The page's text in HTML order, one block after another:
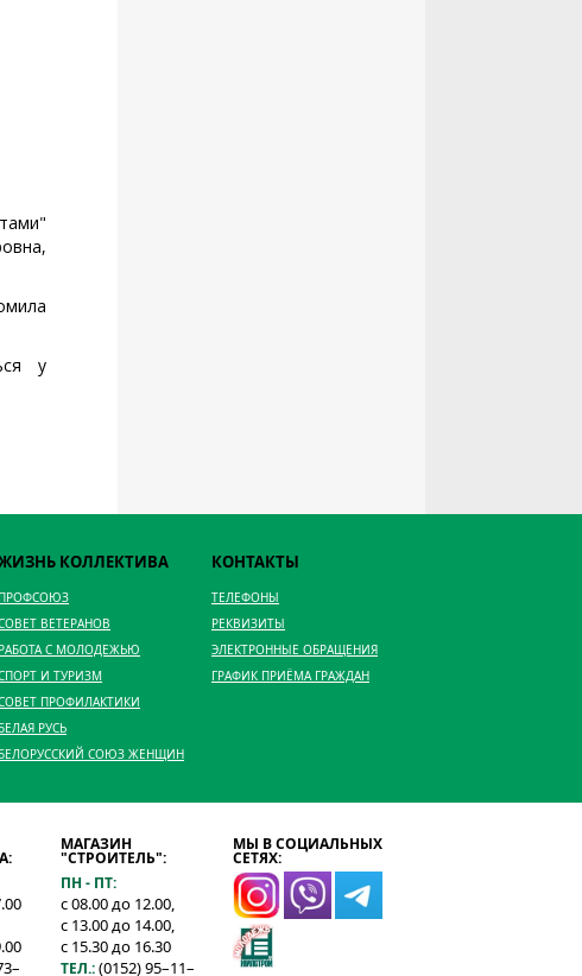
у
КОЛЛЕКТИВА
ПРОФСОЮЗ
ВЕТЕРАНОВ
РАБОТА С МОЛОДЕЖЬЮ
И ТУРИЗМ
ПРОФИЛАКТИКИ
БЕЛАЯ РУСЬ
БЕЛОРУССКИЙ СОЮЗ ЖЕНЩИН
КОНТАКТЫ
ТЕЛЕФОНЫ
РЕКВИЗИТЫ
ЭЛЕКТРОННЫЕ ОБРАЩЕНИЯ
ГРАФИК ПРИЁМА ГРАЖДАН
МАГАЗИН
"СТРОИТЕЛЬ":
ПН - ПТ:
с 08.00 до 12.00,
с 13.00 до 14.00,
с 15.30 до 16.30
ТЕЛ.:(0152) 95–11–
МЫ В СОЦИАЛЬНЫХ
СЕТЯХ: